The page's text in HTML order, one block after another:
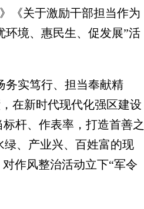
《关于激励干部担当作为
环境、惠民生、促发展”活
实笃行、担当奉献精
在新时代现代化强区建设
杆、作表率，打造首善之
绿、产业兴、百姓富的现
作风整治活动立下“军令